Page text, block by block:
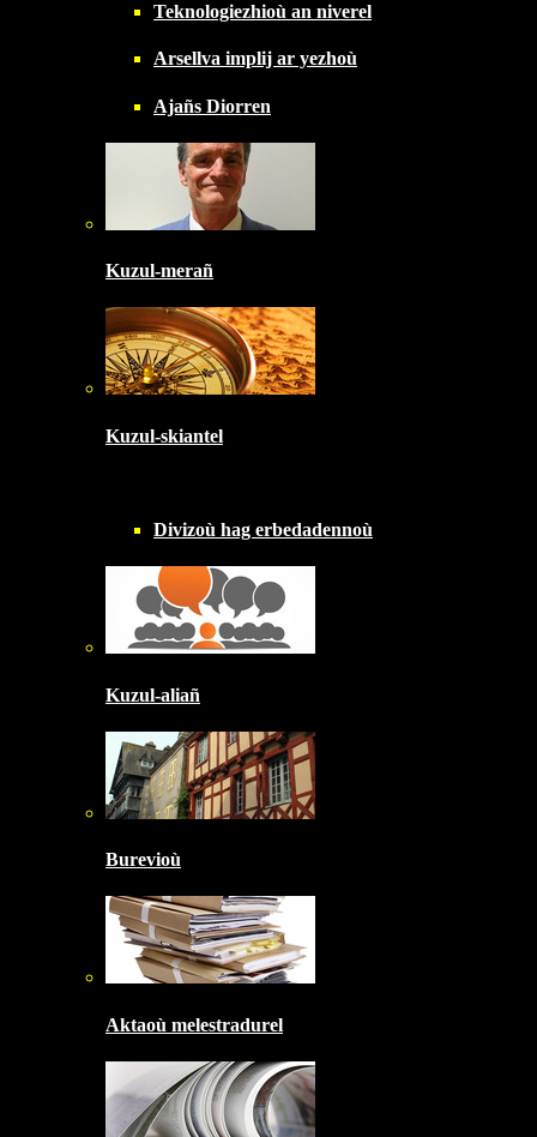
Teknologiezhioù an niverel
Arsellva implij ar yezhoù
Ajañs Diorren
Kuzul-merañ
Kuzul-skiantel
Divizoù hag erbedadennoù
Kuzul-aliañ
Burevioù
Aktaoù melestradurel